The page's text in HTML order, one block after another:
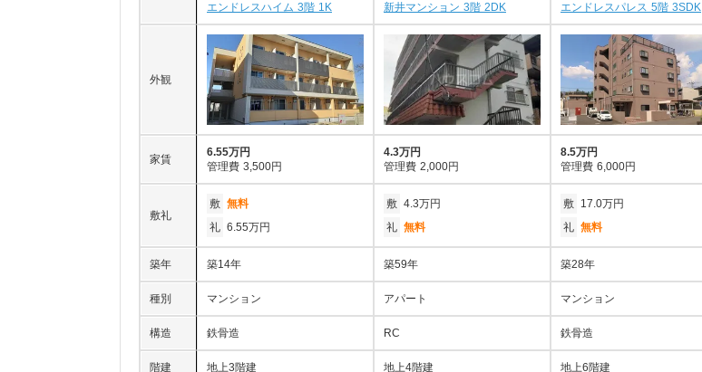
エンドレスハイム 3階 1K 新井マンション 3階 2DK エンドレスパレス 5階 3SDK
外観
家賃
6.55万円
管理費 3,500円
4.3万円
管理費 2,000円
8.5万円
管理費 6,000円
敷礼
敷 無料
礼 6.55万円
敷 4.3万円
礼 無料
敷 17.0万円
礼 無料
築年 築14年 築59年 築28年
種別 マンション アパート マンション
構造 鉄骨造 RC 鉄骨造
階建 地上3階建 地上4階建 地上6階建